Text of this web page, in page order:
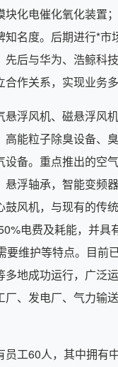
块化电催化氧化装置
知名度。后期进行*市
先后与华为、浩鲸科
作关系，实现业务多
浮风机、磁悬浮风
高能粒子除臭设备、
设备。重点推出的空
悬浮轴承，智能变频
鼓风机，与现有的传
电费及耗能，并具
要维护等特点。目前
多地成功运行，广泛
厂、发电厂、气力输
工60人，其中拥有